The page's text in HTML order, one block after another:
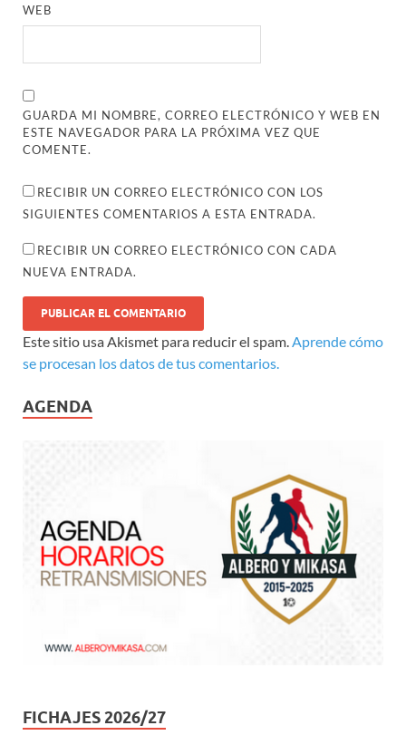
WEB
GUARDA MI NOMBRE, CORREO ELECTRÓNICO Y WEB EN
ESTE NAVEGADOR PARA LA PRÓXIMA VEZ QUE
COMENTE.
RECIBIR UN CORREO ELECTRÓNICO CON LOS
SIGUIENTES COMENTARIOS A ESTA ENTRADA.
RECIBIR UN CORREO ELECTRÓNICO CON CADA
NUEVA ENTRADA.
Este sitio usa Akismet para reducir el spam. Aprende cómo
se procesan los datos de tus comentarios.
AGENDA
FICHAJES 2026/27